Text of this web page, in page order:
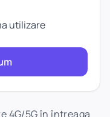
utilizare
4G/5G în întreaga